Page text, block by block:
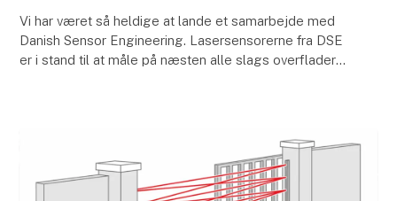
Vi har været så heldige at lande et samarbejde med
Danish Sensor Engineering. Lasersensorerne fra DSE
er i stand til at måle på næsten alle slags overflader